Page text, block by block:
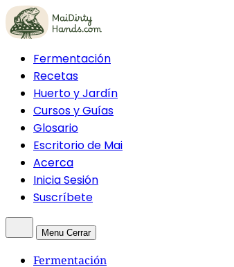
Fermentación
Recetas
Huerto y Jardín
Cursos y Guías
Glosario
Escritorio de Mai
Acerca
Inicia Sesión
Suscríbete
Menu Cerrar
Fermentación